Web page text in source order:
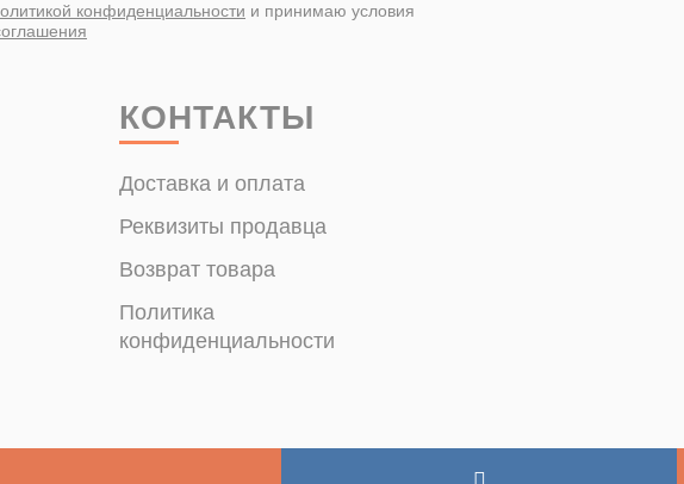
конфиденциальности и принимаю условия
КОНТАКТЫ
Доставка и оплата
Реквизиты продавца
Возврат товара
Политика
конфиденциальности